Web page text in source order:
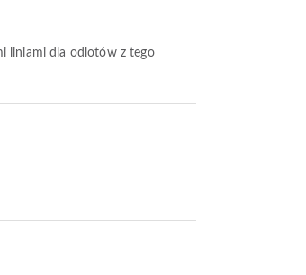
liniami dla odlotów z tego